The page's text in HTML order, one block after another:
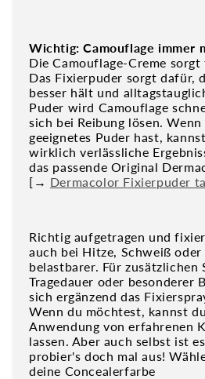
Wichtig: Camouflage immer
Die Camouflage-Creme
Das Fixierpuder sorgt dafür,
besser hält und
Puder wird Camouflage
sich bei Reibung lösen.
geeignetes Puder hast,
wirklich verlässliche
das passende Original
[→ Dermacolor Fixierpuder
Richtig aufgetragen und
auch bei Hitze, Schweiß
belastbarer. Für zusätzlichen
Tragedauer oder besonderer
sich ergänzend das
Wenn du möchtest, kannst
Anwendung von erfahrenen
lassen. Aber auch selbst ist
probier's doch mal aus!
deine Concealerfarbe